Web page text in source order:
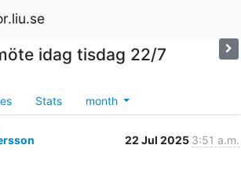
idag tisdag 22/7
Stats month
22 Jul 2025 3:51 a.m.